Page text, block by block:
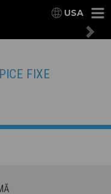
USA
FIXE